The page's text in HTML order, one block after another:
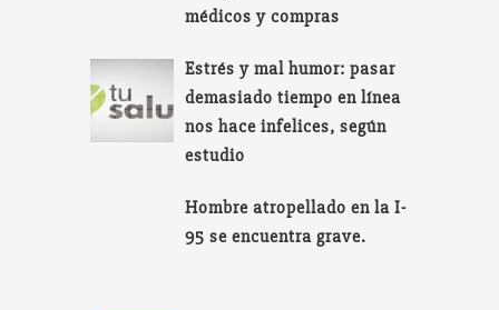
médicos y compras
Estrés y mal humor: pasar
demasiado tiempo en línea
nos hace infelices, según
estudio
Hombre atropellado en la I-
95 se encuentra grave.